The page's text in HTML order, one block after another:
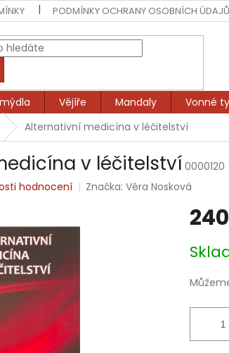
PODMÍNKY OCHRANY OSOBNÍCH ÚDAJŮ
Vějíře Mandaly
Vonné
Alternativní medicína v léčitelství
v léčitelství0000120
hodnocení Značka:Věra Nosková
cena: